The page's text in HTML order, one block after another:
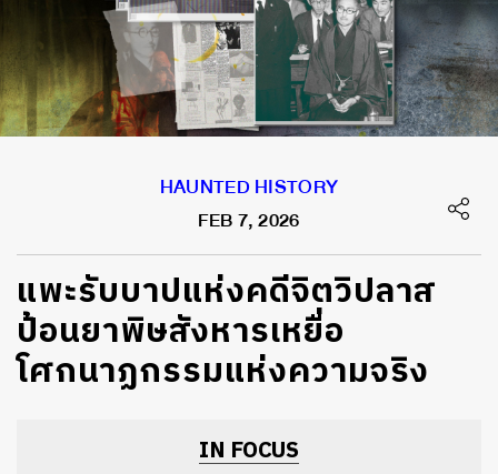
HAUNTED HISTORY
FEB 7, 2026
แพะรับบาปแห่งคดีจิตวิปลาส
ป้อนยาพิษสังหารเหยื่อ
โศกนาฏกรรมแห่งความจริง
IN FOCUS